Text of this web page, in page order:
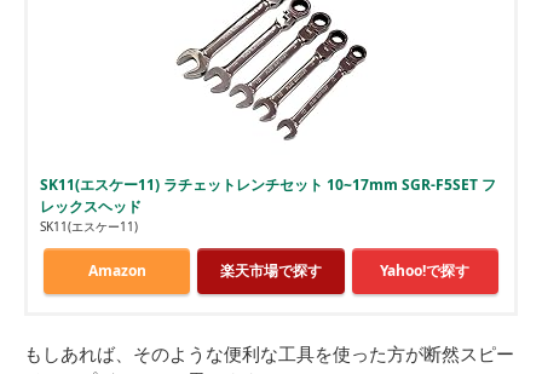
SK11(エスケー11) ラチェットレンチセット 10~17mm SGR-F5SET フ
レックスヘッド
SK11(エスケー11)
Amazon 楽天市場で探す Yahoo!で探す
もしあれば、そのような便利な工具を使った方が断然スピー